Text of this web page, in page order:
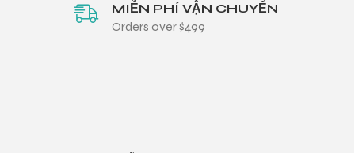
MIỄN PHÍ VẬN CHUYỂN
Orders over $499